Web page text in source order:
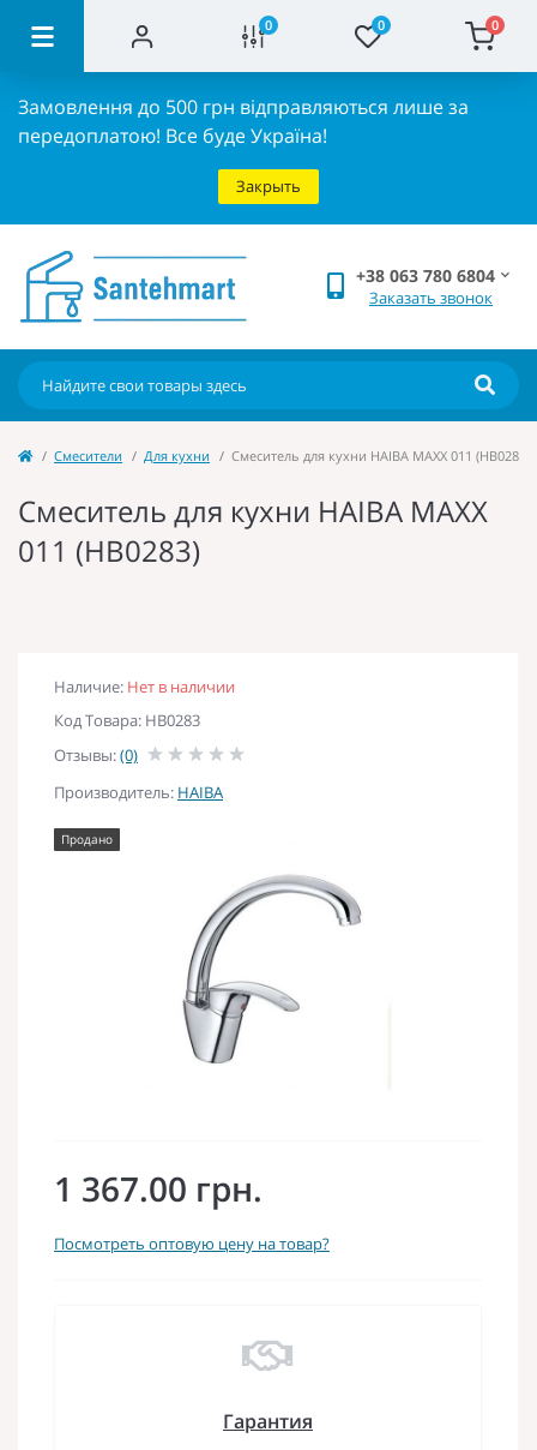
0 0 0
Замовлення до 500 грн відправляються лише за
передоплатою! Все буде Україна!
Закрыть
+38 063 780 6804
Заказать звонок
Cмесители Для кухни Смеситель для кухни HAIBA MAXX 011 (HB0283)
Смеситель для кухни HAIBA MAXX
011 (HB0283)
Наличие: Нет в наличии
Код Товара: HB0283
Отзывы:(0)
Производитель: HAIBA
Продано
1 367.00 грн.
Посмотреть оптовую цену на товар?
Гарантия